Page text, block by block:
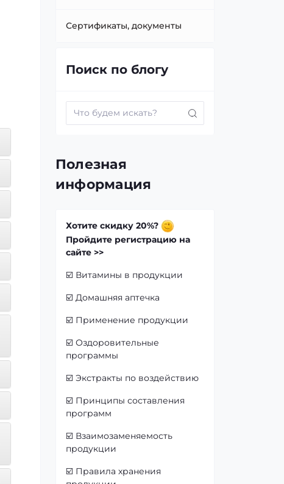
Сертификаты, документы
Поиск по блогу
Полезная
информация
Хотите скидку 20%?
Пройдите регистрацию на
сайте >>
☑️ Витамины в продукции
☑️ Домашняя аптечка
☑️ Применение продукции
☑️ Оздоровительные
программы
☑️ Экстракты по воздействию
☑️ Принципы составления
программ
☑️ Взаимозаменяемость
продукции
☑️ Правила хранения